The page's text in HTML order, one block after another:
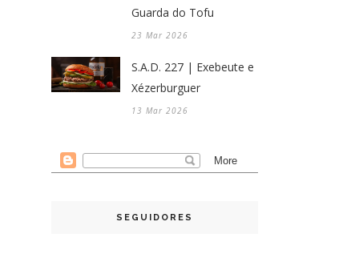
Guarda do Tofu
23 Mar 2026
S.A.D. 227 | Exebeute e
Xézerburguer
13 Mar 2026
SEGUIDORES